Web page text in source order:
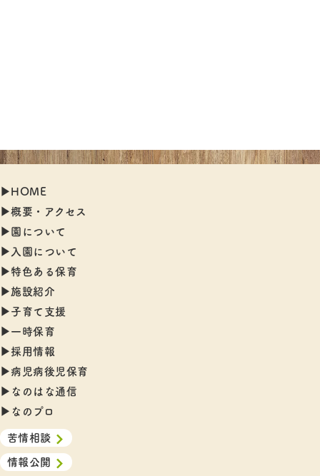
▶︎HOME
▶︎概要・アクセス
▶︎園について
▶︎入園について
▶︎特色ある保育
▶︎施設紹介
▶︎子育て支援
▶︎一時保育
▶︎採用情報
▶︎病児病後児保育
▶︎なのはな通信
▶︎なのプロ
苦情相談
情報公開